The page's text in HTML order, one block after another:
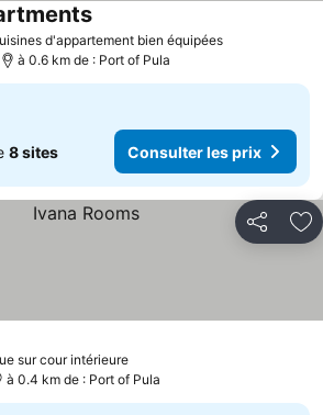
d'appartement bien équipées
à 0.6 km de : Port of Pula
8 sites Consulter les prix
Partager
sur cour intérieure
à 0.4 km de : Port of Pula